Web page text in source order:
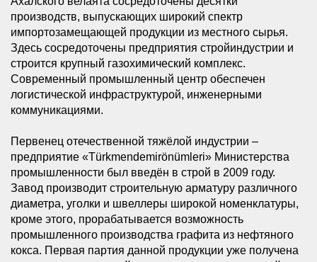
производств, выпускающих широкий спектр
импортозамещающей продукции из местного сырья.
Здесь сосредоточены предприятия стройиндустрии и
строится крупный газохимический комплекс.
Современный промышленный центр обеспечен
логистической инфраструктурой, инженерными
коммуникациями.
Первенец отечественной тяжёлой индустрии –
предприятие «Türkmendemirönümleri» Министерства
промышленности был введён в строй в 2009 году.
Завод производит строительную арматуру различного
диаметра, уголки и швеллеры широкой номенклатуры,
кроме этого, прорабатывается возможность
промышленного производства графита из нефтяного
кокса. Первая партия данной продукции уже получена